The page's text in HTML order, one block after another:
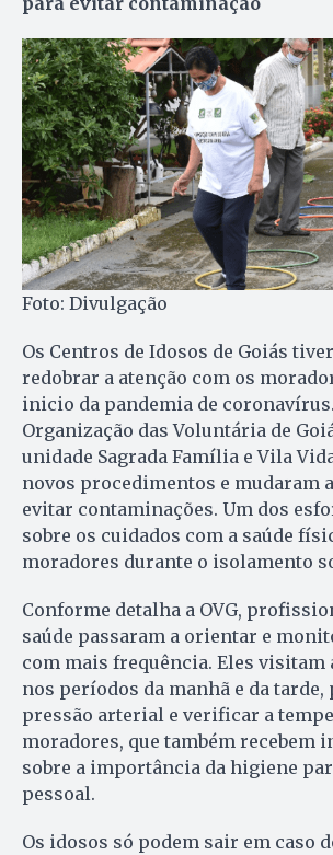
Foto: Divulgação
Os Centros de Idosos de Goiás
redobrar a atenção com os
inicio da pandemia de
Organização das Voluntária de
unidade Sagrada Família e Vila
novos procedimentos e mudaram
evitar contaminações. Um dos
sobre os cuidados com a saúde
moradores durante o isolamento
Conforme detalha a OVG,
saúde passaram a orientar e
com mais frequência. Eles visitam
nos períodos da manhã e da
pressão arterial e verificar a
moradores, que também recebem
sobre a importância da higiene
pessoal.
Os idosos só podem sair em caso